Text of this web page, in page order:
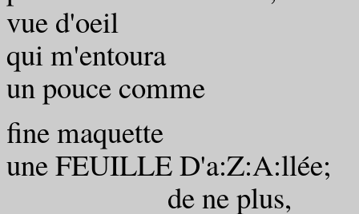
vue
qui m'entoura
un pouce comme
fine maquette
une FEUILLE D'a:Z:A:llée;
de ne plus,